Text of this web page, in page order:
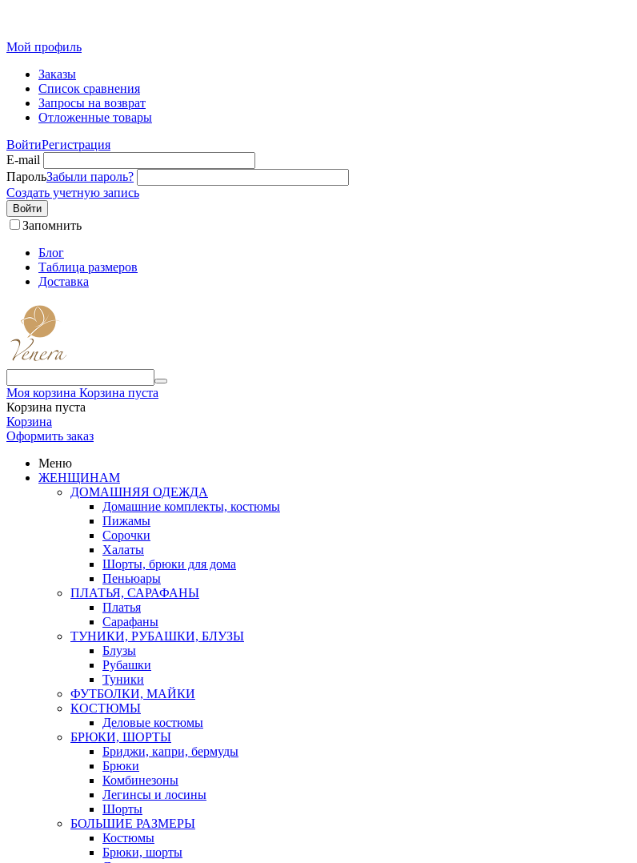
Мой профиль
Заказы
Список сравнения
Запросы на возврат
Отложенные товары
ВойтиРегистрация
E-mail
ПарольЗабыли пароль?
Создать учетную запись
Войти
Запомнить
Блог
Таблица размеров
Доставка
Моя корзина Корзина пуста
Корзина пуста
Корзина
Оформить заказ
Меню
ЖЕНЩИНАМ
ДОМАШНЯЯ ОДЕЖДА
Домашние комплекты, костюмы
Пижамы
Сорочки
Халаты
Шорты, брюки для дома
Пеньюары
ПЛАТЬЯ, САРАФАНЫ
Платья
Сарафаны
ТУНИКИ, РУБАШКИ, БЛУЗЫ
Блузы
Рубашки
Туники
ФУТБОЛКИ, МАЙКИ
КОСТЮМЫ
Деловые костюмы
БРЮКИ, ШОРТЫ
Бриджи, капри, бермуды
Брюки
Комбинезоны
Легинсы и лосины
Шорты
БОЛЬШИЕ РАЗМЕРЫ
Костюмы
Брюки, шорты